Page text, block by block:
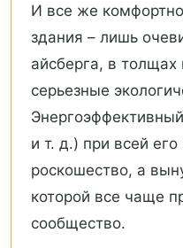
И все же
здания – лишь
айсберга, в толщах
серьезные
и т. д.) при всей его
роскошество, а
которой все чаще
сообщество.